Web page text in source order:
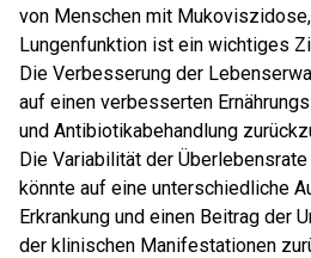
von Menschen mit
Lungenfunktion ist ein wichtiges
Die Verbesserung der
auf einen verbesserten
und Antibiotikabehandlung
Die Variabilität der
könnte auf eine unterschiedliche
Erkrankung und einen Beitrag der
der klinischen Manifestationen